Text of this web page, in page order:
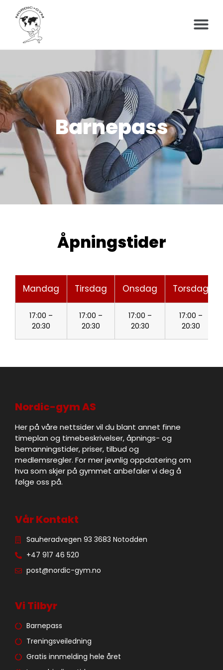
Barnepass
Åpningstider
Mandag Tirsdag Onsdag Torsdag
17:00 –
20:30
17:00 –
20:30
17:00 –
20:30
17:00 –
20:30
Nordic-gym AS
Her på våre nettsider vil du blant annet finne
timeplan og timebeskrivelser, åpnings- og
bemanningstider, priser, tilbud og
medlemsregler. For mer jevnlig oppdatering om
hva som skjer på gymmet anbefaler vi deg å
følge oss på.
Vår Kontakt
Sauheradvegen 93 3683 Notodden
+47 917 46 520
post@nordic-gym.no
Vi Tilbyr
Barnepass
Treningsveiledning
Gratis innmelding hele året